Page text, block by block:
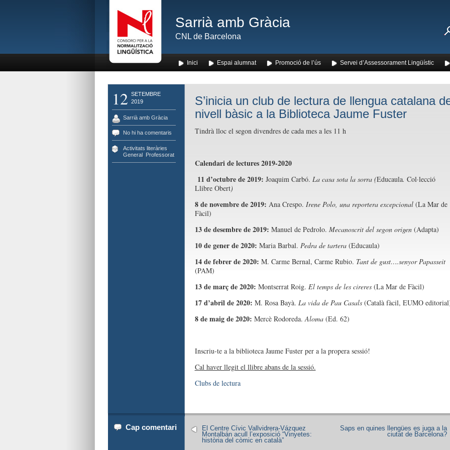
Sarrià amb Gràcia
CNL de Barcelona
Inici Espai alumnat Promoció de l’ús Servei d’Assessorament Lingüístic
12 SETEMBRE
2019
Sarrià amb Gràcia
No hi ha comentaris
Activitats literàries
General, Professorat
S’inicia un club de lectura de llengua catalana
nivell bàsic a la Biblioteca Jaume Fuster
Tindrà lloc el segon divendres de cada mes a les 11 h
Calendari de lectures 2019-2020
11 d’octubre de 2019: Joaquim Carbó. La casa sota la sorra (Educaula. Col·lecció
Llibre Obert)
8 de novembre de 2019: Ana Crespo. Irene Polo, una reportera excepcional (La Mar de
Fàcil)
13 de desembre de 2019: Manuel de Pedrolo. Mecanoscrit del segon origen (Adapta)
10 de gener de 2020: Maria Barbal. Pedra de tartera (Educaula)
14 de febrer de 2020: M. Carme Bernal, Carme Rubio. Tant de gust….senyor Papasseit
(PAM)
13 de març de 2020: Montserrat Roig. El temps de les cireres (La Mar de Fàcil)
17 d’abril de 2020: M. Rosa Bayà. La vida de Pau Casals (Català fàcil, EUMO
8 de maig de 2020: Mercè Rodoreda.Aloma (Ed. 62)
Inscriu-te a la biblioteca Jaume Fuster per a la propera sessió!
Cal haver llegit el llibre abans de la sessió.
Clubs de lectura
Cap comentari
Saps en quines llengües es juga a la
ciutat de Barcelona?
El Centre Cívic Vallvidrera-Vázquez
Montalbán acull l’exposició “Vinyetes:
història del còmic en català”